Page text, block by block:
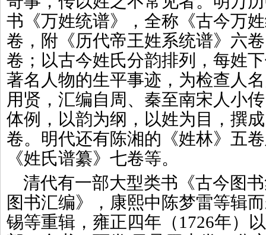
书《万姓统谱》，全称《古今万
卷，附《历代帝王姓系统谱》六
卷；以古今姓氏分韵排列，每姓
著名人物的生平事迹，为检查人
用贤，汇编自周、秦至南宋人小
体例，以韵为纲，以姓为目，撰
卷。明代还有陈湘的《姓林》五
《姓氏谱纂》七卷等。
清代有一部大型类书《古今图
图书汇编》，康熙中陈梦雷等辑
锡等重辑，雍正四年（1726年）